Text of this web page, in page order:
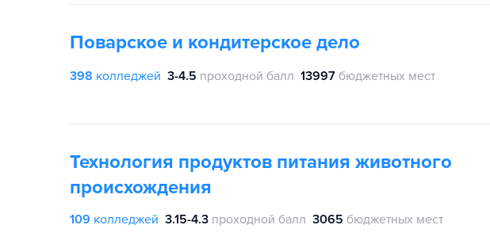
Поварское и кондитерское дело
398 колледжей 3-4.5 проходной балл 13997 бюджетных мест
Технология продуктов питания животного
происхождения
109 колледжей 3.15-4.3 проходной балл 3065 бюджетных мест